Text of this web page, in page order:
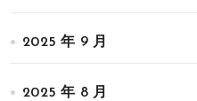
2025 年 9 月
2025 年 8 月